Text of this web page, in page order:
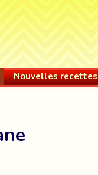
Nouvelles recettes